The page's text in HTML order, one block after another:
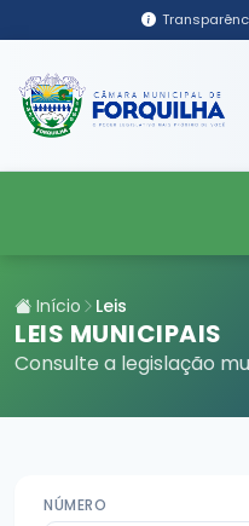
Início Leis
LEIS MUNICIPAIS
Consulte a legislação
NÚMERO